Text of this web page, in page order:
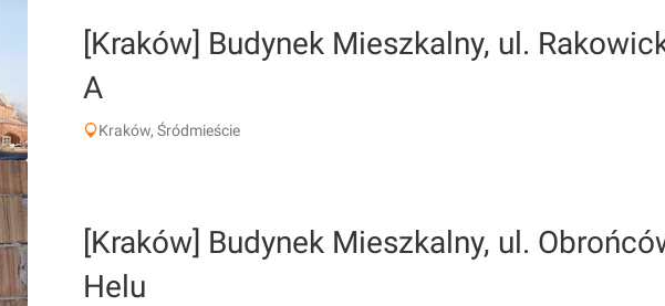
[Kraków] Budynek Mieszkalny, ul.
A
Kraków, Śródmieście
[Kraków] Budynek Mieszkalny, ul.
Helu